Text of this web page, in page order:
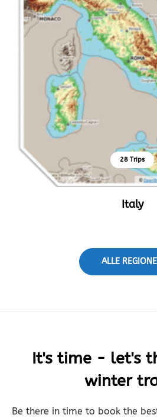
28 Trips
Italy
ALLE
It's time - let's
winter
Be there in time to book the